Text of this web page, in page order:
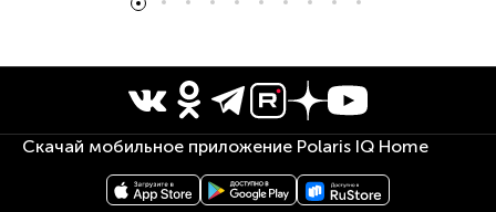
Скачай мобильное приложение Polaris IQ Home